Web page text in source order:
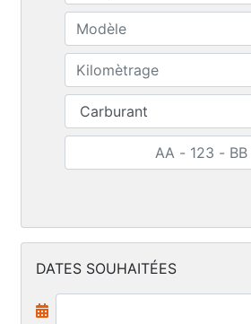
DATES SOUHAITÉES